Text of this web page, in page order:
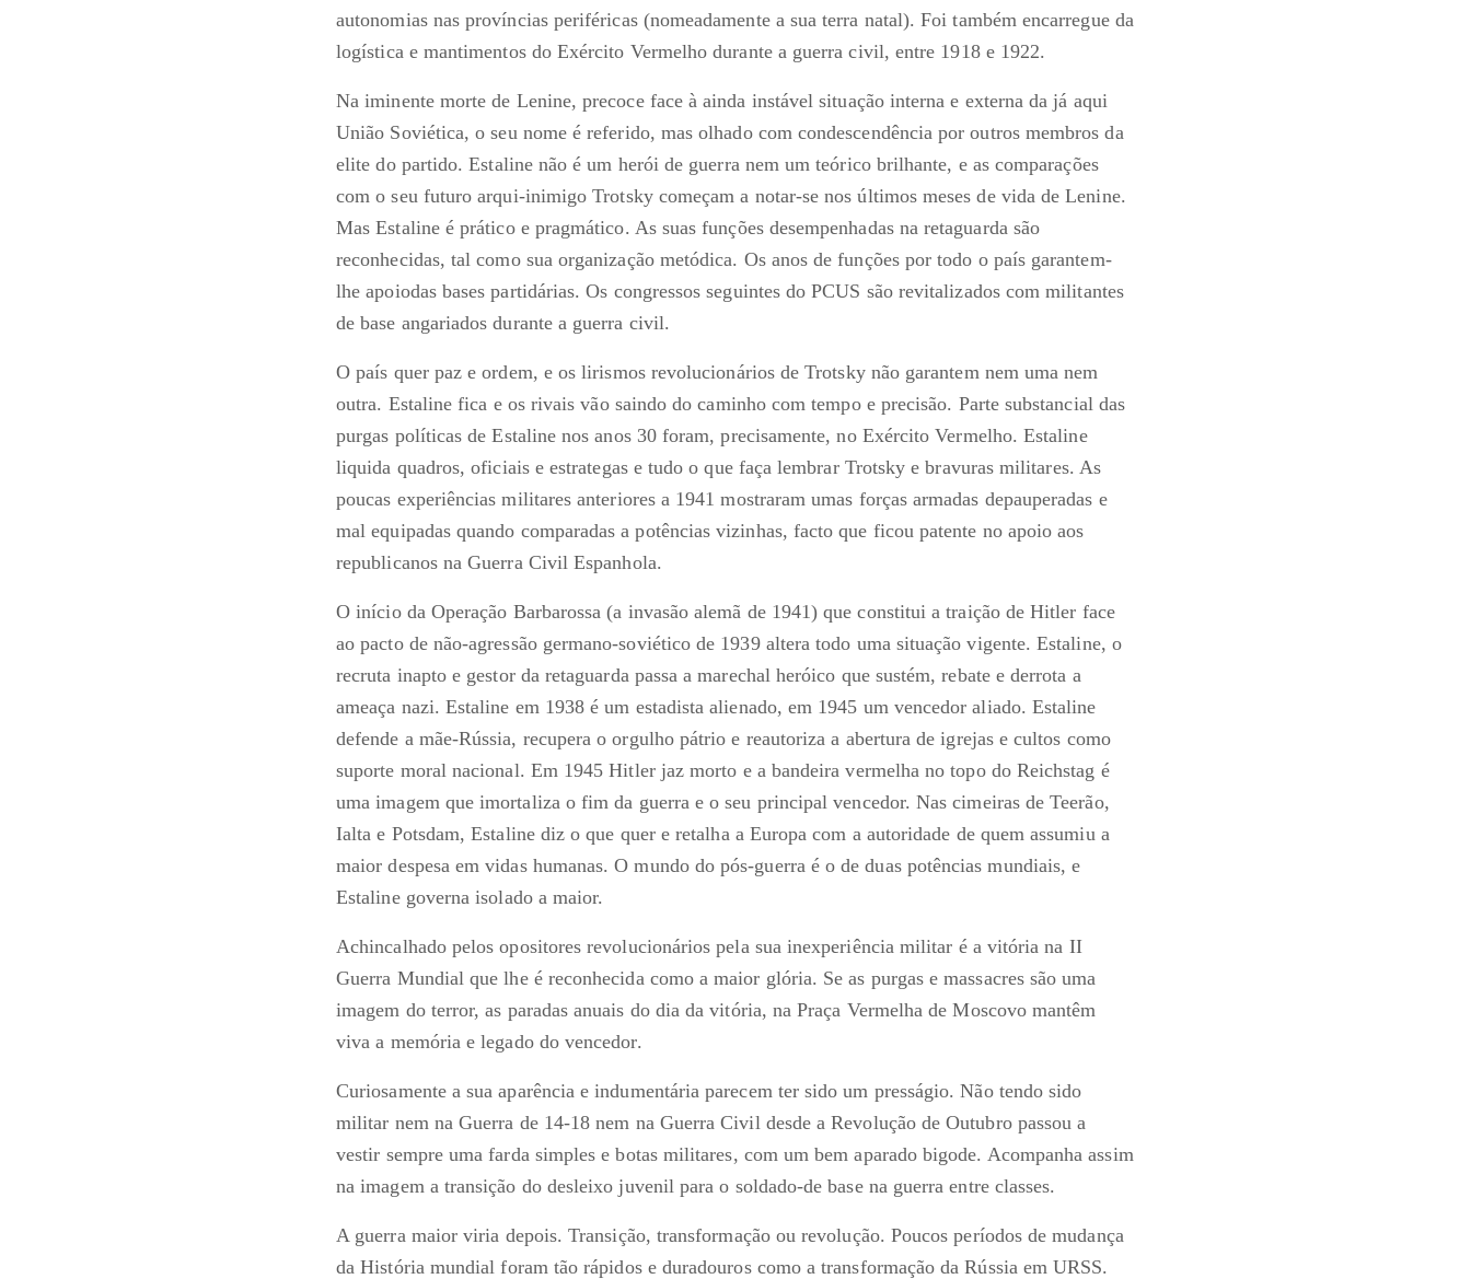
autonomias nas províncias periféricas (nomeadamente a sua terra natal). Foi também encarregue da
logística e mantimentos do Exército Vermelho durante a guerra civil, entre 1918 e 1922.
Na iminente morte de Lenine, precoce face à ainda instável situação interna e externa da já aqui
União Soviética, o seu nome é referido, mas olhado com condescendência por outros membros da
elite do partido. Estaline não é um herói de guerra nem um teórico brilhante, e as comparações
com o seu futuro arqui-inimigo Trotsky começam a notar-se nos últimos meses de vida de Lenine.
Mas Estaline é prático e pragmático. As suas funções desempenhadas na retaguarda são
reconhecidas, tal como sua organização metódica. Os anos de funções por todo o país garantem-
lhe apoiodas bases partidárias. Os congressos seguintes do PCUS são revitalizados com militantes
de base angariados durante a guerra civil.
O país quer paz e ordem, e os lirismos revolucionários de Trotsky não garantem nem uma nem
outra. Estaline fica e os rivais vão saindo do caminho com tempo e precisão. Parte substancial das
purgas políticas de Estaline nos anos 30 foram, precisamente, no Exército Vermelho. Estaline
liquida quadros, oficiais e estrategas e tudo o que faça lembrar Trotsky e bravuras militares. As
poucas experiências militares anteriores a 1941 mostraram umas forças armadas depauperadas e
mal equipadas quando comparadas a potências vizinhas, facto que ficou patente no apoio aos
republicanos na Guerra Civil Espanhola.
O início da Operação Barbarossa (a invasão alemã de 1941) que constitui a traição de Hitler face
ao pacto de não-agressão germano-soviético de 1939 altera todo uma situação vigente. Estaline, o
recruta inapto e gestor da retaguarda passa a marechal heróico que sustém, rebate e derrota a
ameaça nazi. Estaline em 1938 é um estadista alienado, em 1945 um vencedor aliado. Estaline
defende a mãe-Rússia, recupera o orgulho pátrio e reautoriza a abertura de igrejas e cultos como
suporte moral nacional. Em 1945 Hitler jaz morto e a bandeira vermelha no topo do Reichstag é
uma imagem que imortaliza o fim da guerra e o seu principal vencedor. Nas cimeiras de Teerão,
Ialta e Potsdam, Estaline diz o que quer e retalha a Europa com a autoridade de quem assumiu a
maior despesa em vidas humanas. O mundo do pós-guerra é o de duas potências mundiais, e
Estaline governa isolado a maior.
Achincalhado pelos opositores revolucionários pela sua inexperiência militar é a vitória na II
Guerra Mundial que lhe é reconhecida como a maior glória. Se as purgas e massacres são uma
imagem do terror, as paradas anuais do dia da vitória, na Praça Vermelha de Moscovo mantêm
viva a memória e legado do vencedor.
Curiosamente a sua aparência e indumentária parecem ter sido um presságio. Não tendo sido
militar nem na Guerra de 14-18 nem na Guerra Civil desde a Revolução de Outubro passou a
vestir sempre uma farda simples e botas militares, com um bem aparado bigode. Acompanha assim
na imagem a transição do desleixo juvenil para o soldado-de base na guerra entre classes.
A guerra maior viria depois. Transição, transformação ou revolução. Poucos períodos de mudança
da História mundial foram tão rápidos e duradouros como a transformação da Rússia em URSS.